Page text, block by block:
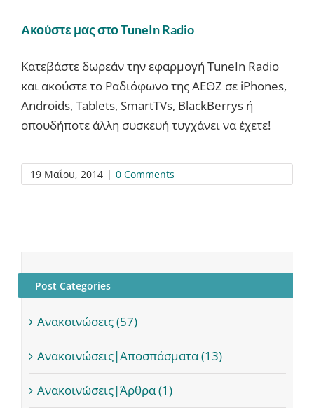
Ακούστε μας στο TuneIn Radio
Κατεβάστε δωρεάν την εφαρμογή TuneIn Radio
και ακούστε το Ραδιόφωνο της ΑΕΘΖ σε iPhones,
Androids, Tablets, SmartTVs, BlackBerrys ή
οπουδήποτε άλλη συσκευή τυγχάνει να έχετε!
19 Μαΐου, 2014 | 0 Comments
Post Categories
Ανακοινώσεις (57)
Ανακοινώσεις|Αποσπάσματα (13)
Ανακοινώσεις|Άρθρα (1)